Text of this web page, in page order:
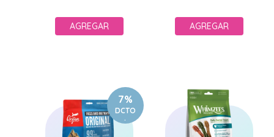
AGREGAR AGREGAR
7%
DCTO
.